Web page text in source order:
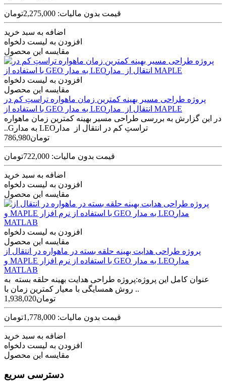
قیمت بدون مالیات: 2,275,000تومان
اضافه به سبد خرید
افزودن به لیست دلخواه
مقایسه این محصول
افزودن به لیست دلخواه
مقایسه این محصول
پروژه طراحی مسير بهينه کمترين زمان ماهواره تراستِ کم در
انتقال از ‫ مدارLEO به مدار GEO ‬با استفاده از MAPLE
در اين گزارش به بررسی طراحی مسير بهينه کمترين زمان ماهواره
تراستِ کم در انتقال از ‫ مدارLEO به مدارG..
786,980تومان
قیمت بدون مالیات: 722,000تومان
اضافه به سبد خرید
افزودن به لیست دلخواه
مقایسه این محصول
افزودن به لیست دلخواه
مقایسه این محصول
پروژه طراحی هدايت بهينه حلقه بسته در ماهواره در انتقال از
‫مدارLEO به مدار GEO با استفاده از نرم افزار MAPLE و
MATLAB
عنوان کامل این پروژه:پروژه طراحی هدايت بهينه حلقه بسته به
روش همسايگی با معيار کمترين زمان با ..
1,938,020تومان
قیمت بدون مالیات: 1,778,000تومان
اضافه به سبد خرید
افزودن به لیست دلخواه
مقایسه این محصول
دسترسی سریع